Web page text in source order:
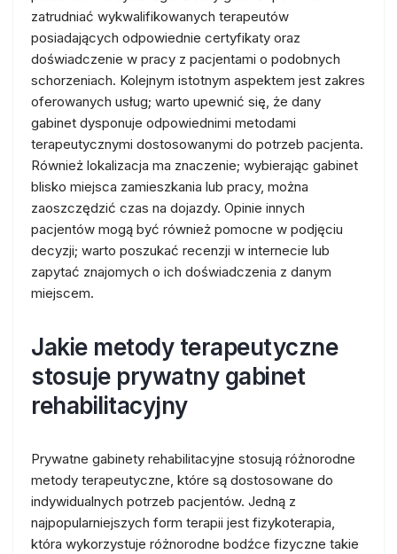
zatrudniać wykwalifikowanych terapeutów
posiadających odpowiednie certyfikaty oraz
doświadczenie w pracy z pacjentami o podobnych
schorzeniach. Kolejnym istotnym aspektem jest zakres
oferowanych usług; warto upewnić się, że dany
gabinet dysponuje odpowiednimi metodami
terapeutycznymi dostosowanymi do potrzeb pacjenta.
Również lokalizacja ma znaczenie; wybierając gabinet
blisko miejsca zamieszkania lub pracy, można
zaoszczędzić czas na dojazdy. Opinie innych
pacjentów mogą być również pomocne w podjęciu
decyzji; warto poszukać recenzji w internecie lub
zapytać znajomych o ich doświadczenia z danym
miejscem.
Jakie metody terapeutyczne
stosuje prywatny gabinet
rehabilitacyjny
Prywatne gabinety rehabilitacyjne stosują różnorodne
metody terapeutyczne, które są dostosowane do
indywidualnych potrzeb pacjentów. Jedną z
najpopularniejszych form terapii jest fizykoterapia,
która wykorzystuje różnorodne bodźce fizyczne takie